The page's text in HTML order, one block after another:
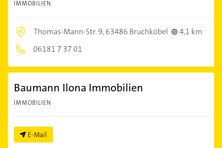
IMMOBILIEN
Thomas-Mann-Str. 9,63486 Bruchköbel
4,1 km
06181 7 37 01
Baumann Ilona Immobilien
IMMOBILIEN
E-Mail